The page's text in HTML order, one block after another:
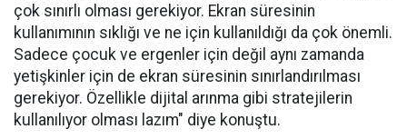
çok sınırlı olması gerekiyor. Ekran süresinin
kullanımının sıklığı ve ne için kullanıldığı da çok önemli.
Sadece çocuk ve ergenler için değil aynı zamanda
yetişkinler için de ekran süresinin sınırlandırılması
gerekiyor. Özellikle dijital arınma gibi stratejilerin
kullanılıyor olması lazım" diye konuştu.